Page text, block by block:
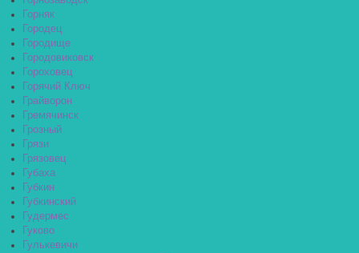
Горняк
Городец
Городище
Городовиковск
Гороховец
Горячий Ключ
Грайворон
Гремячинск
Грозный
Грязи
Грязовец
Губаха
Губкин
Губкинский
Гудермес
Гуково
Гулькевичи